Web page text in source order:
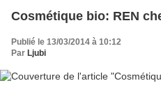
Cosmétique bio: REN
Publié le 13/03/2014 à 10:12
Par Ljubi